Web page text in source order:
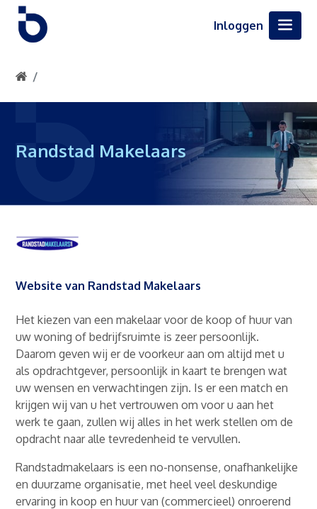
Inloggen
Randstad Makelaars
Website van Randstad Makelaars
Het kiezen van een makelaar voor de koop of huur van
uw woning of bedrijfsruimte is zeer persoonlijk.
Daarom geven wij er de voorkeur aan om altijd met u
als opdrachtgever, persoonlijk in kaart te brengen wat
uw wensen en verwachtingen zijn. Is er een match en
krijgen wij van u het vertrouwen om voor u aan het
werk te gaan, zullen wij alles in het werk stellen om de
opdracht naar alle tevredenheid te vervullen.
Randstadmakelaars is een no-nonsense, onafhankelijke
en duurzame organisatie, met heel veel deskundige
ervaring in koop en huur van (commercieel) onroerend